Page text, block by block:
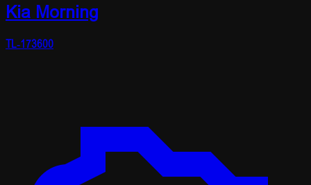
Kia Morning
TL-173600